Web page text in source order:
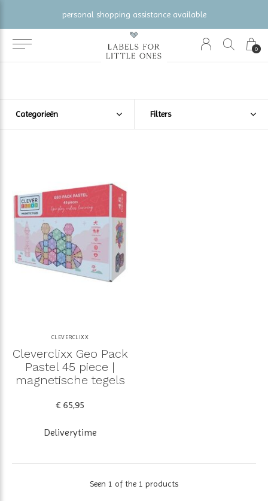
0
personal shopping assistance available
Categorieën Filters
CLEVERCLIXX
Cleverclixx Geo Pack
Pastel 45 piece |
magnetische tegels
€ 65,95
Deliverytime
Seen 1 of the 1 products